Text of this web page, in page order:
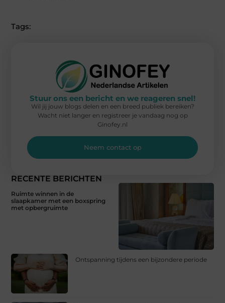
Tags:
RECENTE BERICHTEN
Ruimte winnen in de
slaapkamer met een boxspring
met opbergruimte
Ontspanning tijdens een bijzondere periode
Stuur ons een bericht en we reageren snel!
Wil jij jouw blogs delen en een breed publiek bereiken?
Wacht niet langer en registreer je vandaag nog op
Ginofey.nl
Neem contact op